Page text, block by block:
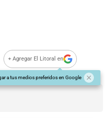
+ Agregar El Litoral en
a tus medios preferidos en Google